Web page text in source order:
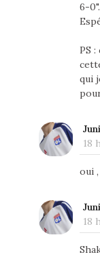
6-0".
PS
qui
18
oui
18